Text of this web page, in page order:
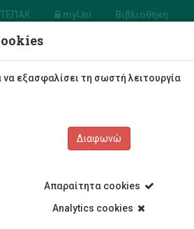
ΤΕΠΑΚ myUni Βιβλιοθήκη
τριες Σπουδές Έρευνα
εξασφαλίσει τη σωστή λειτουργία
Διαφωνώ
Απαραίτητα cookies
Analytics cookies